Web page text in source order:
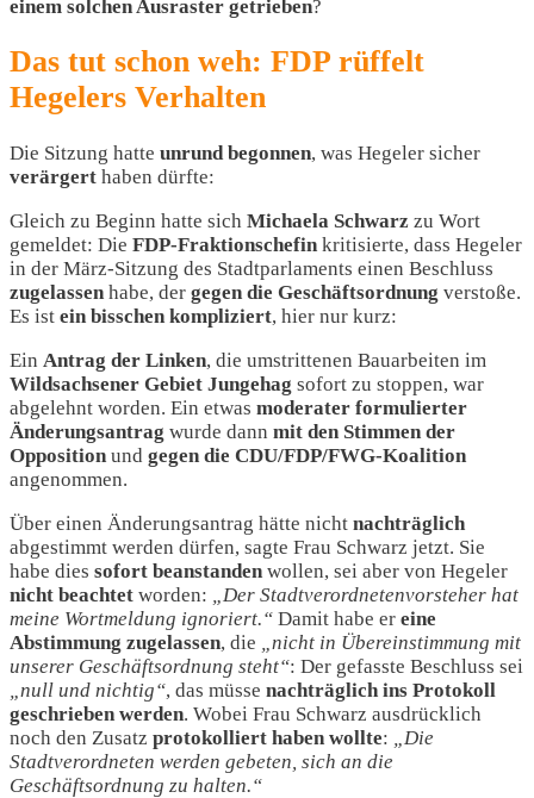
einem solchen Ausraster getrieben?
Das tut schon weh: FDP rüffelt
Hegelers Verhalten
Die Sitzung hatte unrund begonnen, was Hegeler sicher
verärgert haben dürfte:
Gleich zu Beginn hatte sich Michaela Schwarz zu Wort
gemeldet: Die FDP-Fraktionschefin kritisierte, dass Hegeler
in der März-Sitzung des Stadtparlaments einen Beschluss
zugelassen habe, der gegen die Geschäftsordnung verstoße.
Es ist ein bisschen kompliziert, hier nur kurz:
Ein Antrag der Linken, die umstrittenen Bauarbeiten im
Wildsachsener Gebiet Jungehag sofort zu stoppen, war
abgelehnt worden. Ein etwas moderater formulierter
Änderungsantrag wurde dann mit den Stimmen der
Opposition und gegen die CDU/FDP/FWG-Koalition
angenommen.
Über einen Änderungsantrag hätte nicht nachträglich
abgestimmt werden dürfen, sagte Frau Schwarz jetzt. Sie
habe dies sofort beanstanden wollen, sei aber von Hegeler
nicht beachtet worden:
„Der Stadtverordnetenvorsteher hat
meine Wortmeldung ignoriert.“ Damit habe er eine
Abstimmung zugelassen, die
„nicht in Übereinstimmung mit
unserer Geschäftsordnung steht“: Der gefasste Beschluss sei
„null und nichtig“, das müsse nachträglich ins Protokoll
geschrieben werden. Wobei Frau Schwarz ausdrücklich
noch den Zusatz protokolliert haben wollte:
„Die
Stadtverordneten werden gebeten, sich an die
Geschäftsordnung zu halten.“